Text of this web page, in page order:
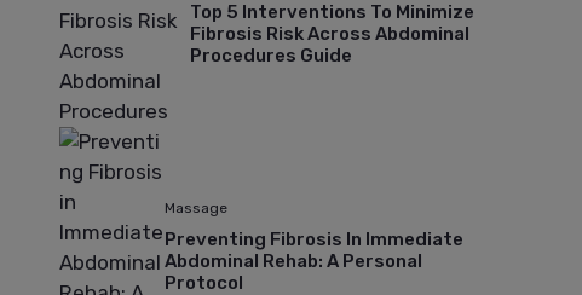
Top 5 Interventions To Minimize
Fibrosis Risk Across Abdominal
Procedures Guide
Massage
Preventing Fibrosis In Immediate
Abdominal Rehab: A Personal
Protocol